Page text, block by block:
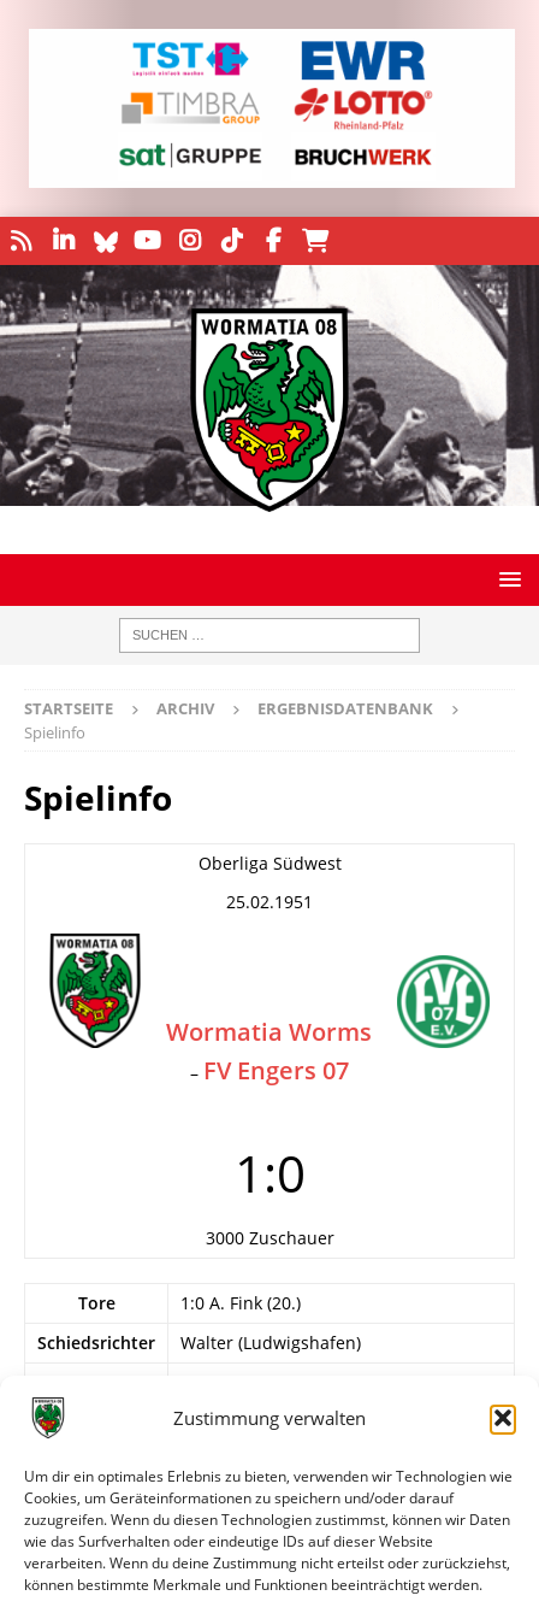
Zustimmung verwalten
Um dir ein optimales Erlebnis zu bieten, verwenden wir Technologien wie
Cookies, um Geräteinformationen zu speichern und/oder darauf
zuzugreifen. Wenn du diesen Technologien zustimmst, können wir Daten
wie das Surfverhalten oder eindeutige IDs auf dieser Website
verarbeiten. Wenn du deine Zustimmung nicht erteilst oder zurückziehst,
können bestimmte Merkmale und Funktionen beeinträchtigt werden.
STARTSEITE ARCHIV
ERGEBNISDATENBANK
Spielinfo
Spielinfo
Oberliga Südwest
25.02.1951
Wormatia Worms
– FV Engers 07
1:0
3000 Zuschauer
Tore
1:0 A. Fink (20.)
Schiedsrichter
Walter (Ludwigshafen)
Hölz – H. Löb, M. Kiefer – Selbert, H.
Vogt, A. Fink – ?, Hammer, Mechnig,
FV Engers
Wankum – Roos…